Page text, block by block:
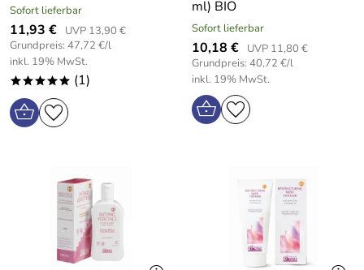
Sofort lieferbar
11,93 €
UVP 13,90 €
Grundpreis: 47,72 €/l
inkl. 19% MwSt.
***** (1)
ml) BIO
Sofort lieferbar
10,18 €
UVP 11,80 €
Grundpreis: 40,72 €/l
inkl. 19% MwSt.